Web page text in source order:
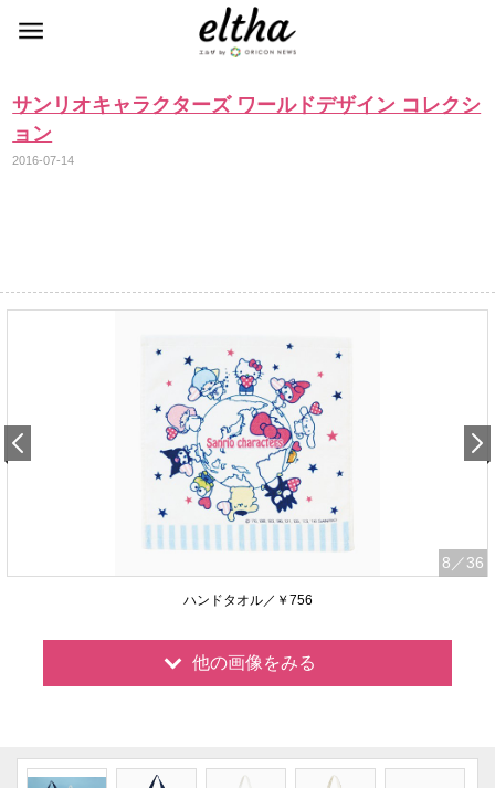
サンリオキャラクターズ ワールドデザイン コレクシ
ョン
2016-07-14
8 ／36
ハンドタオル／￥756
他の画像をみる